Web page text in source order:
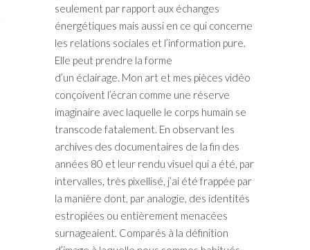
seulement par rapport aux échanges
énergétiques mais aussi en ce qui concerne
les relations sociales et l’information pure.
Elle peut prendre la forme
d’un éclairage. Mon art et mes pièces vidéo
conçoivent l’écran comme une réserve
imaginaire avec laquelle le corps humain se
transcode fatalement. En observant les
archives des documentaires de la fin des
années 80 et leur rendu visuel qui a été, par
intervalles, très pixellisé, j’ai été frappée par
la manière dont, par analogie, des identités
estropiées ou entièrement menacées
surnageaient. Comparés à la définition